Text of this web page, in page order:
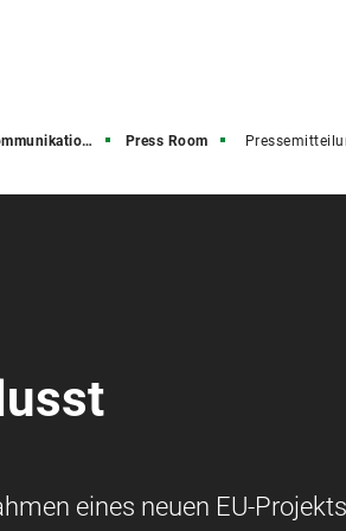
(PuK) Press Room
eines neuen EU-Projekts